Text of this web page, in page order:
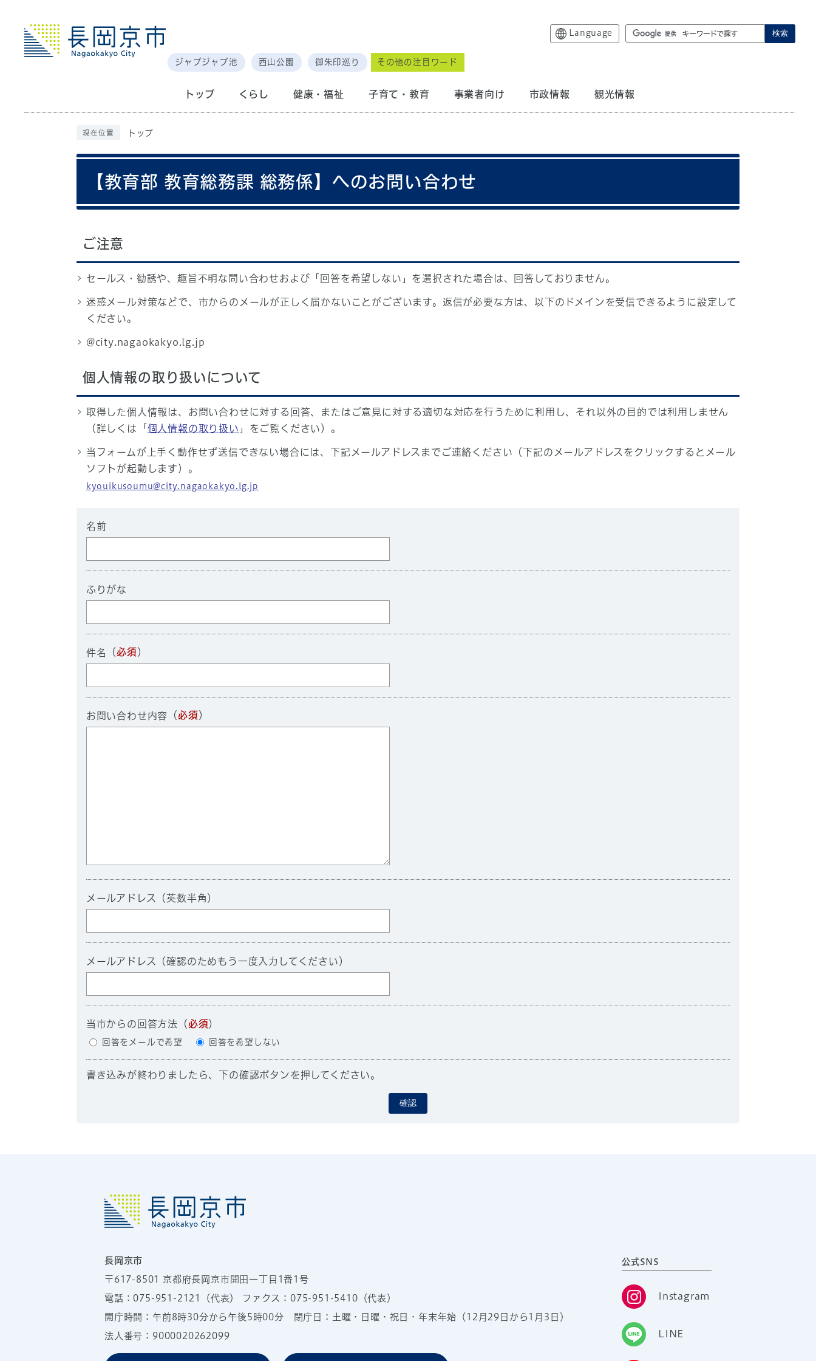
Language 検索
ジャブジャブ池 西山公園 御朱印巡り その他の注目ワード
トップ くらし 健康・福祉 子育て・教育 事業者向け 市政情報 観光情報
現在位置 トップ
【教育部 教育総務課 総務係】へのお問い合わせ
ご注意
セールス・勧誘や、趣旨不明な問い合わせおよび「回答を希望しない」を選択された場合は、回答しておりません。
迷惑メール対策などで、市からのメールが正しく届かないことがございます。返信が必要な方は、以下のドメインを受信できるように設定して
ください。
@city.nagaokakyo.lg.jp
個人情報の取り扱いについて
取得した個人情報は、お問い合わせに対する回答、またはご意見に対する適切な対応を行うために利用し、それ以外の目的では利用しません
（詳しくは「 個人情報の取り扱い 」をご覧ください）。
当フォームが上手く動作せず送信できない場合には、下記メールアドレスまでご連絡ください（下記のメールアドレスをクリックするとメール
ソフトが起動します）。
kyouikusoumu@city.nagaokakyo.lg.jp
名前
ふりがな
件名 （必須 ）
お問い合わせ内容 （必須 ）
メールアドレス（英数半角）
メールアドレス（確認のためもう一度入力してください）
当市からの回答方法 （必須）
回答をメールで希望 回答を希望しない
書き込みが終わりましたら、下の確認ボタンを押してください。
確認
長岡京市
〒617-8501 京都府長岡京市開田一丁目1番1号
電話：075-951-2121 （代表） ファクス：075-951-5410（代表）
開庁時間：午前8時30分から午後5時00分 閉庁日：土曜・日曜・祝日・年末年始（12月29日から1月3日）
法人番号：9000020262099
公式SNS
Instagram
LINE